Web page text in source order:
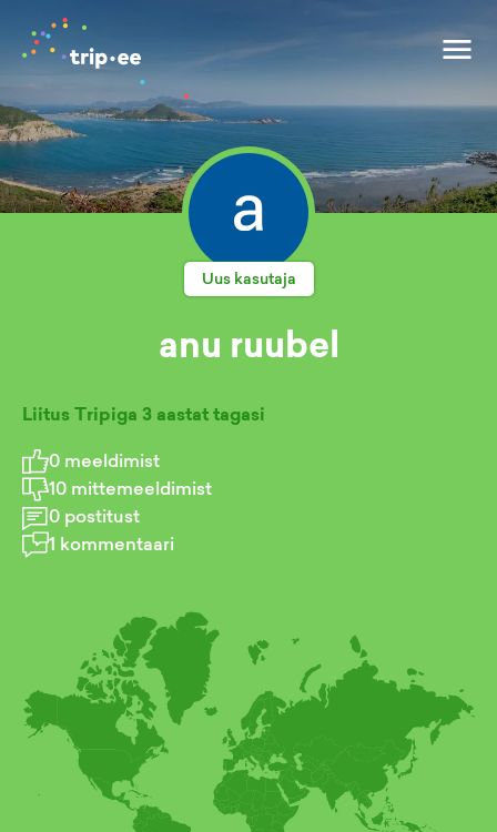
Uus kasutaja
anu ruubel
Liitus Tripiga 3 aastat tagasi
0 meeldimist
10 mittemeeldimist
0 postitust
1 kommentaari